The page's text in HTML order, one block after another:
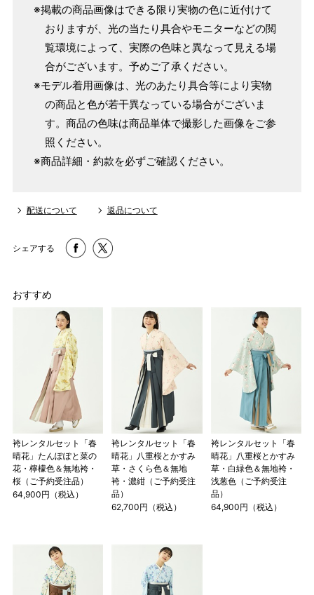
※掲載の商品画像はできる限り実物の色に近付けて
おりますが、光の当たり具合やモニターなどの閲
覧環境によって、実際の色味と異なって見える場
合がございます。予めご了承ください。
※モデル着用画像は、光のあたり具合等により実物
の商品と色が若干異なっている場合がございま
す。商品の色味は商品単体で撮影した画像をご参
照ください。
※商品詳細・約款を必ずご確認ください。
配送について 返品について
シェアする
おすすめ
袴レンタルセット「春
晴花」たんぽぽと菜の
花・檸檬色＆無地袴・
桜（ご予約受注品）
64,900円（税込）
袴レンタルセット「春
晴花」八重桜とかすみ
草・さくら色＆無地
袴・濃紺（ご予約受注
品）
62,700円（税込）
袴レンタルセット「春
晴花」八重桜とかすみ
草・白緑色＆無地袴・
浅葱色（ご予約受注
品）
64,900円（税込）